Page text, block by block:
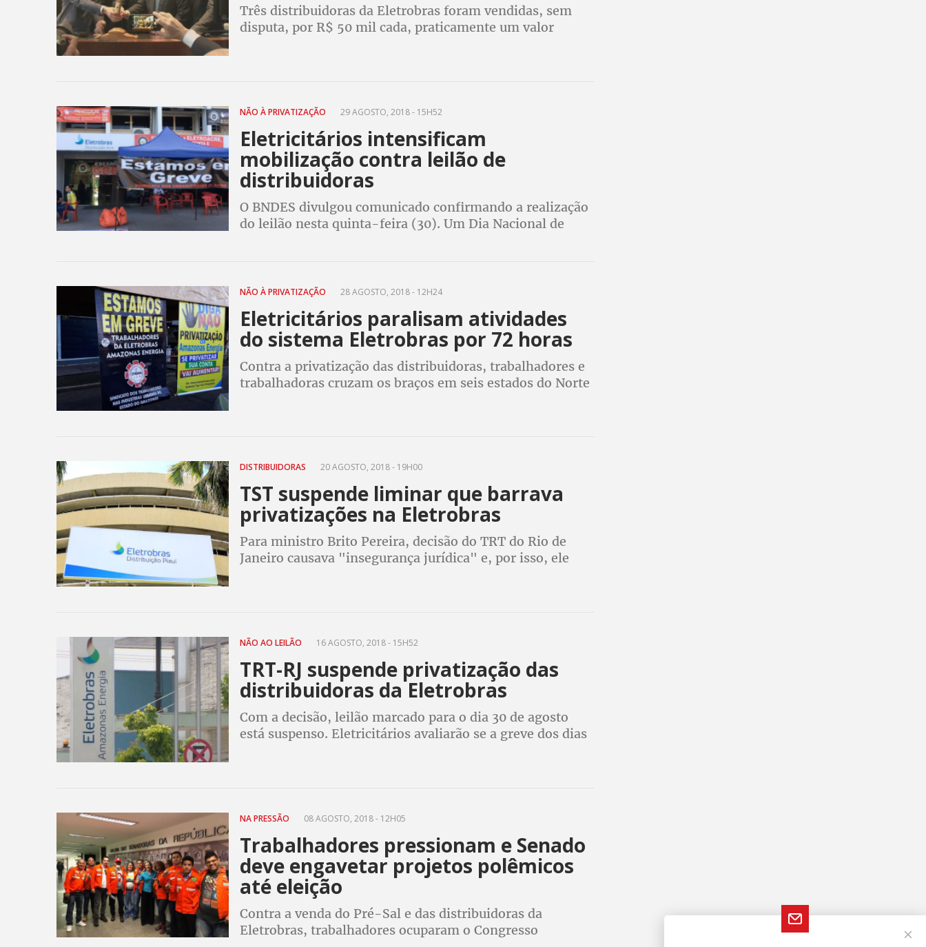
Três distribuidoras da Eletrobras foram vendidas, sem
disputa, por R$ 50 mil cada, praticamente um valor
NÃO À PRIVATIZAÇÃO 29 AGOSTO, 2018 - 15H52
Eletricitários intensificam
mobilização contra leilão de
distribuidoras
O BNDES divulgou comunicado confirmando a realização
do leilão nesta quinta-feira (30). Um Dia Nacional de
NÃO À PRIVATIZAÇÃO 28 AGOSTO, 2018 - 12H24
Eletricitários paralisam atividades
do sistema Eletrobras por 72 horas
Contra a privatização das distribuidoras, trabalhadores e
trabalhadoras cruzam os braços em seis estados do Norte
DISTRIBUIDORAS 20 AGOSTO, 2018 - 19H00
TST suspende liminar que barrava
privatizações na Eletrobras
Para ministro Brito Pereira, decisão do TRT do Rio de
Janeiro causava "insegurança jurídica" e, por isso, ele
NÃO AO LEILÃO 16 AGOSTO, 2018 - 15H52
TRT-RJ suspende privatização das
distribuidoras da Eletrobras
Com a decisão, leilão marcado para o dia 30 de agosto
está suspenso. Eletricitários avaliarão se a greve dos dias
NA PRESSÃO 08 AGOSTO, 2018 - 12H05
Trabalhadores pressionam e Senado
deve engavetar projetos polêmicos
até eleição
Contra a venda do Pré-Sal e das distribuidoras da
Eletrobras, trabalhadores ocuparam o Congresso